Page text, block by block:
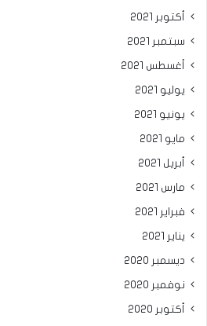
أكتوبر 2021
سبتمبر 2021
أغسطس 2021
يوليو 2021
يونيو 2021
مايو 2021
أبريل 2021
مارس 2021
فبراير 2021
يناير 2021
ديسمبر 2020
نوفمبر 2020
أكتوبر 2020